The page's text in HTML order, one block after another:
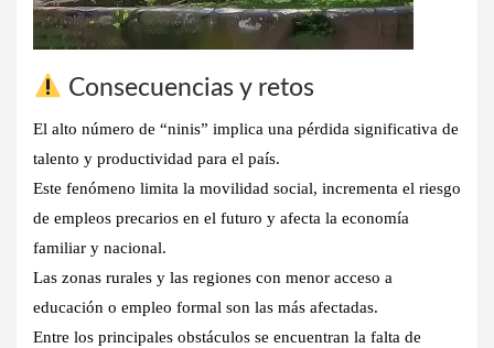
Consecuencias y retos
El alto número de “ninis” implica una pérdida significativa de
talento y productividad para el país.
Este fenómeno limita la movilidad social, incrementa el riesgo
de empleos precarios en el futuro y afecta la economía
familiar y nacional.
Las zonas rurales y las regiones con menor acceso a
educación o empleo formal son las más afectadas.
Entre los principales obstáculos se encuentran la falta de